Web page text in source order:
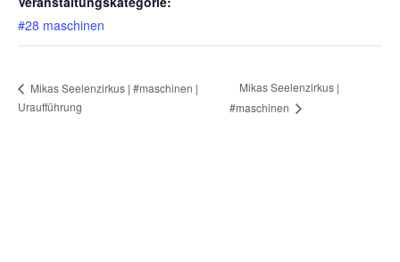
#28 maschinen
Mikas Seelenzirkus | #maschinen |
Uraufführung
Mikas Seelenzirkus |
#maschinen